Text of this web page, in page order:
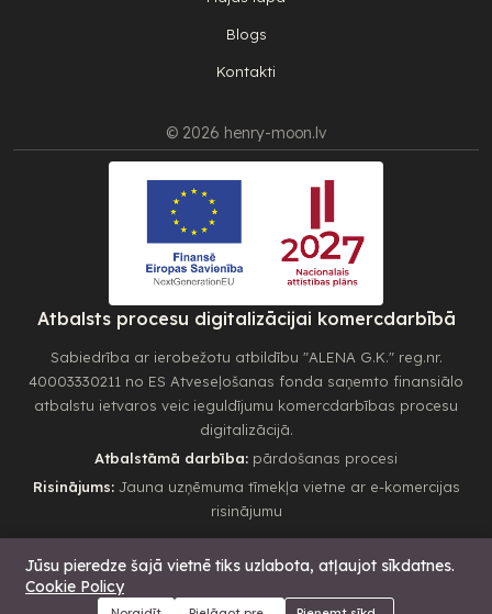
Blogs
Kontakti
© 2026 henry-moon.lv
Atbalsts procesu digitalizācijai komercdarbībā
Sabiedrība ar ierobežotu atbildību "ALENA G.K." reg.nr.
40003330211 no ES Atveseļošanas fonda saņemto finansiālo
atbalstu ietvaros veic ieguldījumu komercdarbības procesu
digitalizācijā.
Atbalstāmā darbība: pārdošanas procesi
Risinājums:Jauna uzņēmuma tīmekļa vietne ar e-komercijas
risinājumu
Pievienot grozam Pirkt tagad
Jūsu pieredze šajā vietnē tiks uzlabota, atļaujot sīkdatnes.
Cookie Policy